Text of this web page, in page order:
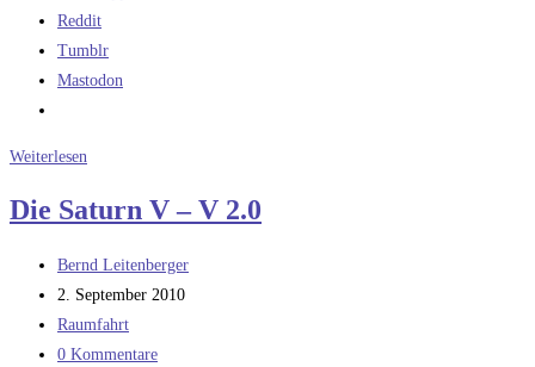
Reddit
Tumblr
Mastodon
Weiterlesen
Saturn
Upgrades
Die Saturn V – V 2.0
Beitrags-
Autor:
Bernd Leitenberger
Beitrag
veröffentlicht:
2. September 2010
Beitrags-
Kategorie:
Raumfahrt
Beitrags-
0 Kommentare